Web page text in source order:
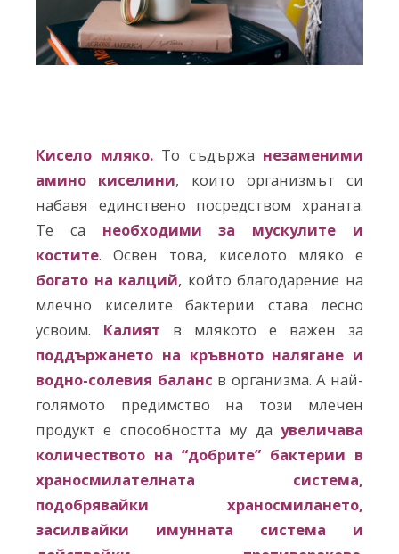
Кисело мляко. То съдържа незаменими
амино киселини, които организмът си
набавя единствено посредством храната.
Те са необходими за мускулите и
костите. Освен това, киселото мляко е
богато на калций, който благодарение на
млечно киселите бактерии става лесно
усвоим. Калият в млякото е важен за
поддържането на кръвното налягане и
водно-солевия баланс в организма. А най-
голямото предимство на този млечен
продукт е способността му да увеличава
количеството на “добрите” бактерии в
храносмилателната система,
подобрявайки храносмилането,
засилвайки имунната система и